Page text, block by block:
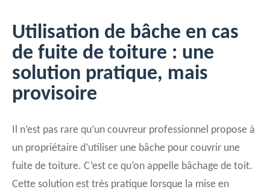
Utilisation de bâche en cas
de fuite de toiture : une
solution pratique, mais
provisoire
Il n’est pas rare qu’un couvreur professionnel propose à
un propriétaire d’utiliser une bâche pour couvrir une
fuite de toiture. C’est ce qu’on appelle bâchage de toit.
Cette solution est très pratique lorsque la mise en